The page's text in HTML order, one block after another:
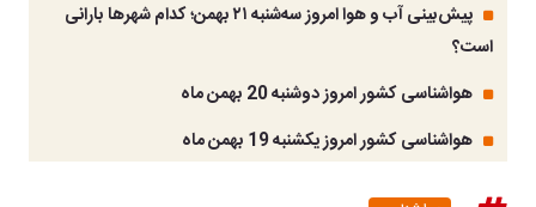
پیش‌بینی آب و هوا امروز سه‌شنبه ۲۱ بهمن؛ کدام شهرها بارانی
است؟
هواشناسی کشور امروز دوشنبه 20 بهمن ماه
هواشناسی کشور امروز یکشنبه 19 بهمن ماه